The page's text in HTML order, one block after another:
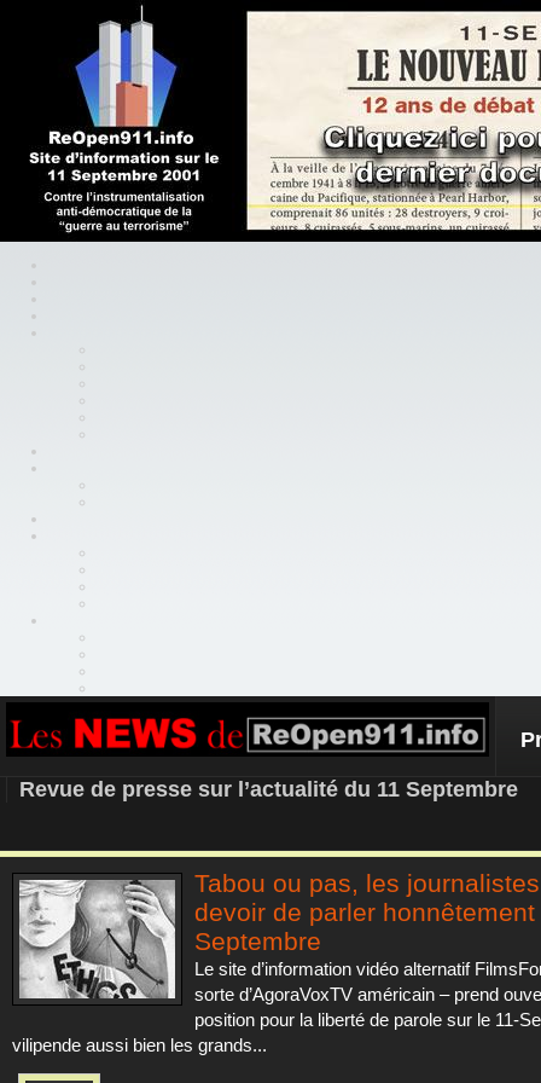
REOPEN911 – NEWS
Revue de presse sur l’actualité du 11 Septembre
Tabou ou pas, les
devoir de parler honnêtement
Septembre
Le site d’information vidéo alternatif
sorte d’AgoraVoxTV américain – prend
position pour la liberté de parole sur le 11-
vilipende aussi bien les grands...